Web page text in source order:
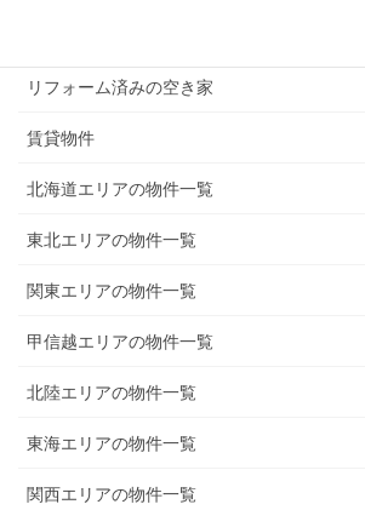
リフォーム済みの空き家
賃貸物件
北海道エリアの物件一覧
東北エリアの物件一覧
関東エリアの物件一覧
甲信越エリアの物件一覧
北陸エリアの物件一覧
東海エリアの物件一覧
関西エリアの物件一覧